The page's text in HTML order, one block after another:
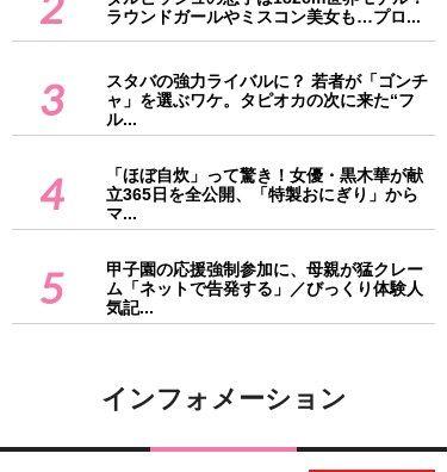
ラウンドガールやミスコン美女も…プロ...
3
スタバの強力ライバルに？ 若者が「ゴンチ
ャ」を選ぶワケ。タピオカの次に来た“フ
ル...
4
「ほぼ自炊」って驚き！女優・黒木華が献
立365日を全公開、「特製おにぎり」から
マ...
5
甲子園の応援強制参加に、母親が猛クレー
ム「ネットで告発する」／びっくり体験人
気記...
インフォメーション